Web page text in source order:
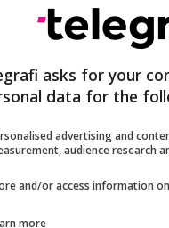
ka gjetur rëndësinë
asks for your
data for the
advertising and
audience research
and/or access information
more